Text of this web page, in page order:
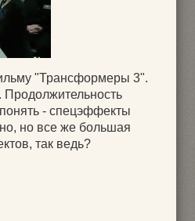
"Трансформеры 3".
- спецэффекты
но все же большая
так ведь?